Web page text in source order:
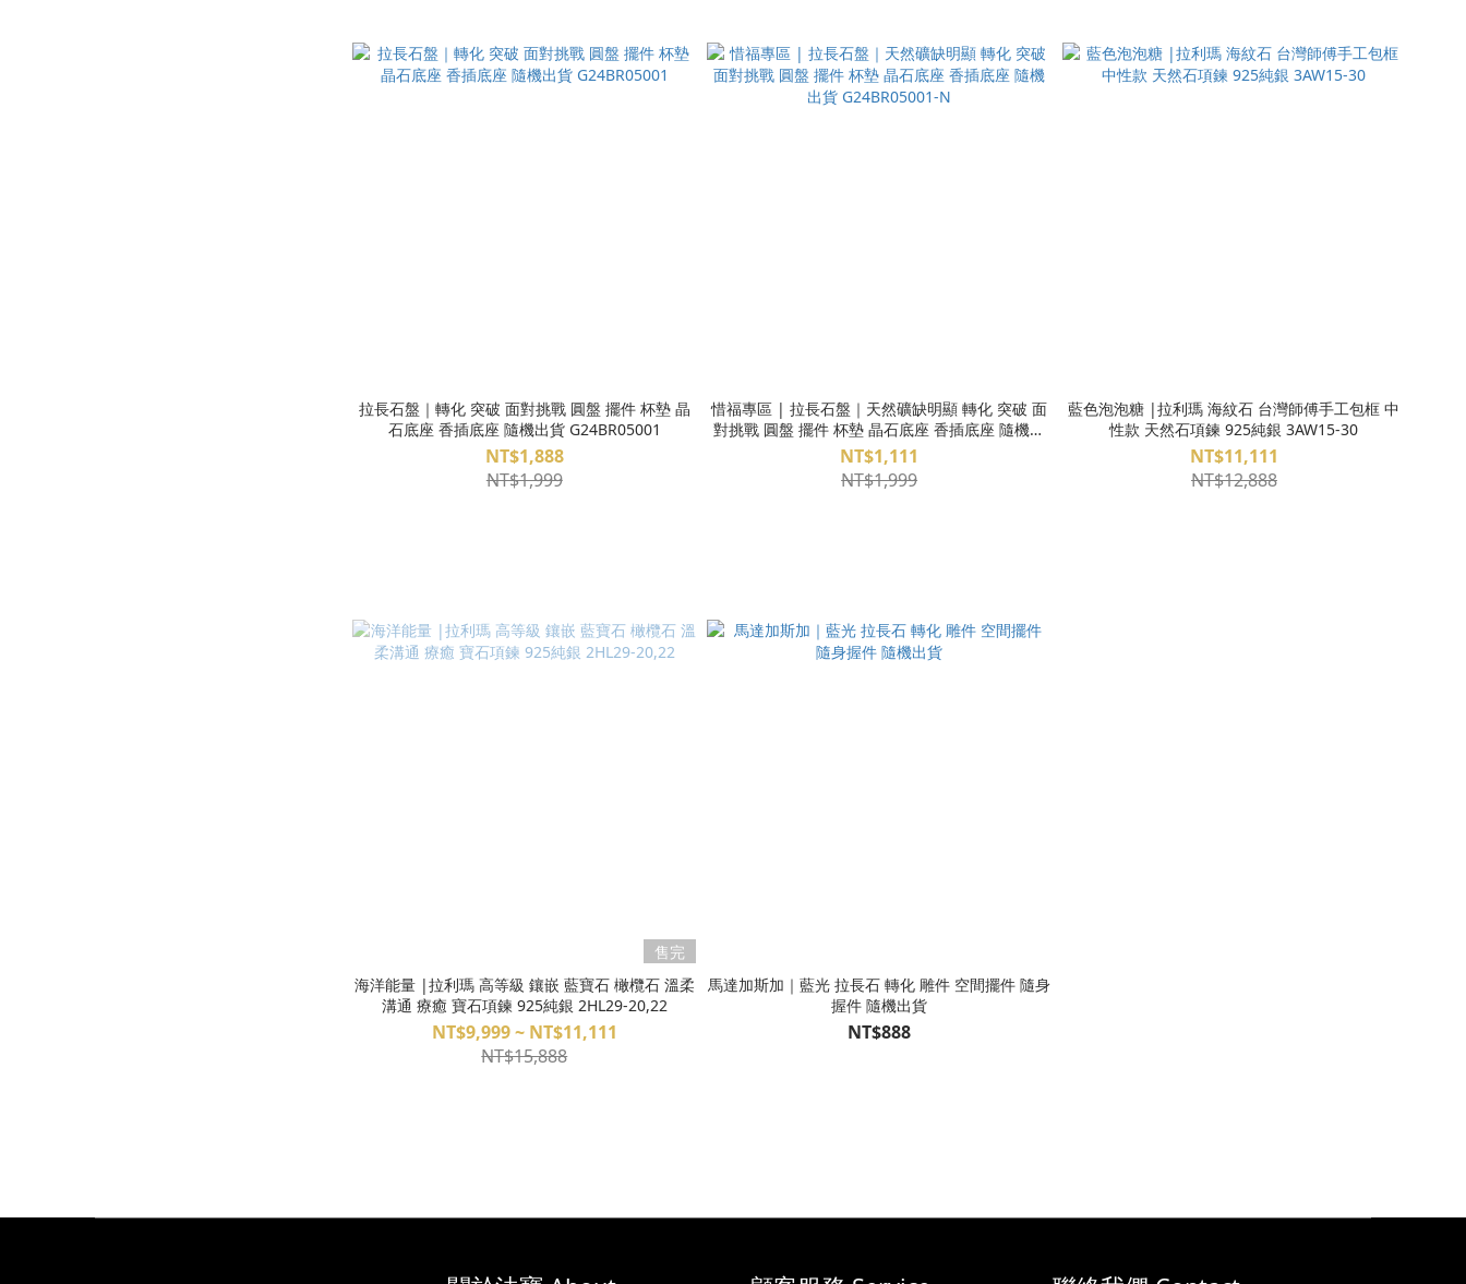
拉長石盤｜轉化 突破 面對挑戰 圓盤 擺件 杯墊 晶
石底座 香插底座 隨機出貨 G24BR05001
NT$1,888
NT$1,999
惜福專區 | 拉長石盤｜天然礦缺明顯 轉化 突破 面
對挑戰 圓盤 擺件 杯墊 晶石底座 香插底座 隨機出
貨 G24BR05001-N
NT$1,111
NT$1,999
藍色泡泡糖 |拉利瑪 海紋石 台灣師傅手工包框 中
性款 天然石項鍊 925純銀 3AW15-30
NT$11,111
NT$12,888
售完
海洋能量 |拉利瑪 高等級 鑲嵌 藍寶石 橄欖石 溫柔
溝通 療癒 寶石項鍊 925純銀 2HL29-20,22
NT$9,999 ~ NT$11,111
NT$15,888
馬達加斯加｜藍光 拉長石 轉化 雕件 空間擺件 隨身
握件 隨機出貨
NT$888